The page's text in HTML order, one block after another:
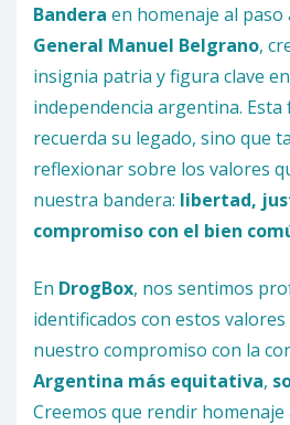
Bandera en homenaje al
General Manuel Belgrano,
insignia patria y figura clave
independencia argentina. Esta
recuerda su legado, sino que
reflexionar sobre los valores
nuestra bandera: libertad,
compromiso con el bien
En DrogBox, nos sentimos
identificados con estos
nuestro compromiso con la
Argentina más equitativa,
Creemos que rendir